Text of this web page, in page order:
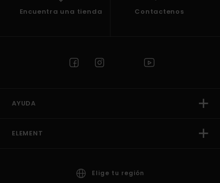
Encuentra una tienda Contactenos
AYUDA
ELEMENT
Elige tu región